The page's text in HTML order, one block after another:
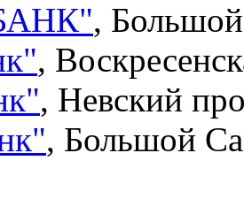
",
",
", Невский
", Большой